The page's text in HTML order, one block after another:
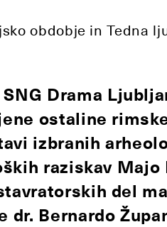
obdobje in Tedna
Drama
ostaline
izbranih
raziskav Majo
del
dr. Bernardo